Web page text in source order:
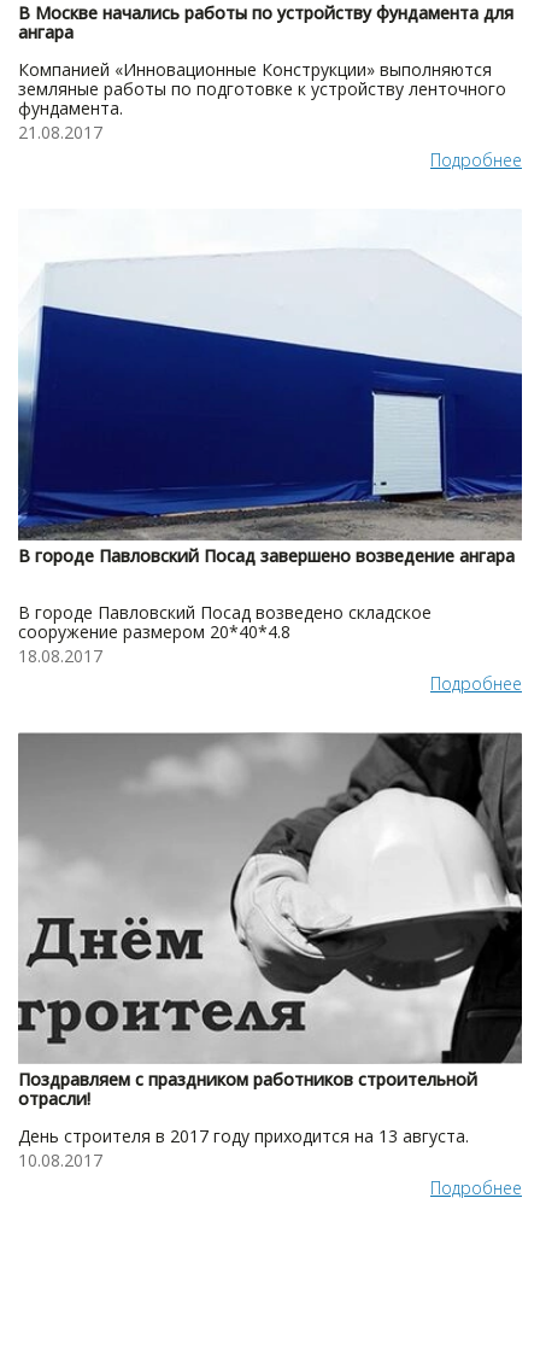
В Москве начались работы по устройству фундамента для
ангара
Компанией «Инновационные Конструкции» выполняются
земляные работы по подготовке к устройству ленточного
фундамента.
21.08.2017
Подробнее
В городе Павловский Посад завершено возведение ангара
В городе Павловский Посад возведено складское
сооружение размером 20*40*4.8
18.08.2017
Подробнее
Поздравляем с праздником работников строительной
отрасли!
День строителя в 2017 году приходится на 13 августа.
10.08.2017
Подробнее